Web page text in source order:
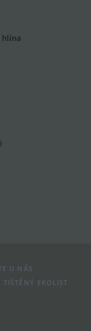
hlína
U NÁS
TIŠTĚNÝ EKOLIST